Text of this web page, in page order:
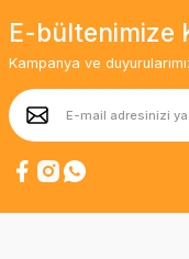
E-bültenimize
Kampanya ve